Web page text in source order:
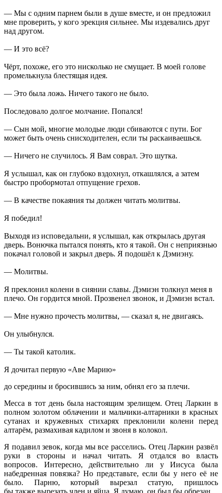
— Мы с одним парнем были в душе вместе, и он предложил
мне проверить, у кого эрекция сильнее. Мы издевались друг
над другом.
— И это всё?
Чёрт, похоже, его это нисколько не смущает. В моей голове
промелькнула блестящая идея.
— Это была ложь. Ничего такого не было.
Последовало долгое молчание. Попался!
— Сын мой, многие молодые люди сбиваются с пути. Бог
может быть очень снисходителен, если ты раскаиваешься.
— Ничего не случилось. Я Вам соврал. Это шутка.
Я услышал, как он глубоко вздохнул, откашлялся, а затем
быстро пробормотал отпущение грехов.
— В качестве покаяния ты должен читать молитвы.
Я победил!
Выходя из исповедальни, я услышал, как открылась другая
дверь. Вонючка пытался понять, кто я такой. Он с неприязнью
покачал головой и закрыл дверь. Я подошёл к Дэмиэну.
— Молитвы.
Я преклонил колени в сиянии славы. Дэмиэн толкнул меня в
плечо. Он гордится мной. Прозвенел звонок, и Дэмиэн встал.
— Мне нужно прочесть молитвы, — сказал я, не двигаясь.
Он улыбнулся.
— Ты такой католик.
Я дочитал первую «Аве Марию»
до середины и бросившись за ним, обнял его за плечи.
Месса в тот день была настоящим зрелищем. Отец Ларкин в
полном золотом облачении и мальчики-алтарники в красных
сутанах и кружевных стихарях преклонили колени перед
алтарём, размахивая кадилом и звоня в колокол.
Я подавил зевок, когда мы все расселись. Отец Ларкин развёл
руки в стороны и начал читать. Я отдался во власть
вопросов. Интересно, действительно ли у Иисуса была
набедренная повязка? Но представьте, если бы у него её не
было. Парню, который вырезал статую, пришлось
бы также вырезать член и яйца. Я думаю, он был бы обрезан.